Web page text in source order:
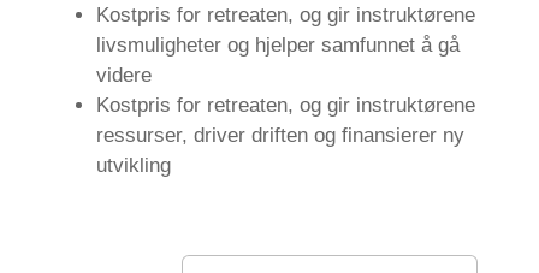
Kostpris for retreaten, og gir instruktørene
livsmuligheter og hjelper samfunnet å gå
videre
Kostpris for retreaten, og gir instruktørene
ressurser, driver driften og finansierer ny
utvikling